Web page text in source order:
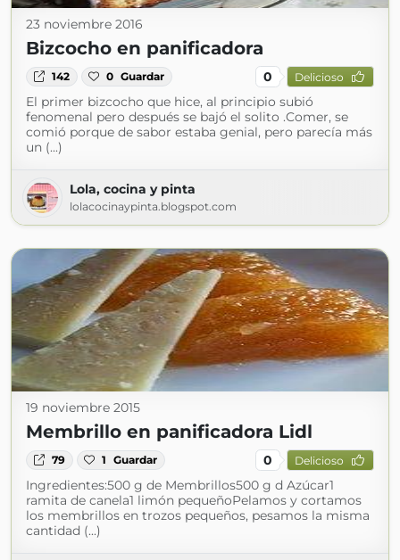
23 noviembre 2016
Bizcocho en panificadora
142 0 Guardar 0 Delicioso
El primer bizcocho que hice, al principio subió
fenomenal pero después se bajó el solito .Comer, se
comió porque de sabor estaba genial, pero parecía más
un (...)
Lola, cocina y pinta
lolacocinaypinta.blogspot.com
19 noviembre 2015
Membrillo en panificadora Lidl
79 1 Guardar 0 Delicioso
Ingredientes:500 g de Membrillos500 g d Azúcar1
ramita de canela1 limón pequeñoPelamos y cortamos
los membrillos en trozos pequeños, pesamos la misma
cantidad (...)